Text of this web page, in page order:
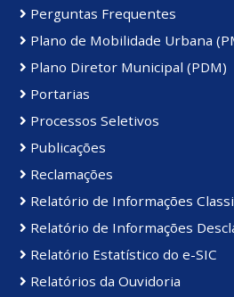
Perguntas Frequentes
Plano de Mobilidade Urbana
Plano Diretor Municipal (PDM)
Portarias
Processos Seletivos
Publicações
Reclamações
Relatório de Informações
Relatório de Informações
Relatório Estatístico do e-SIC
Relatórios da Ouvidoria